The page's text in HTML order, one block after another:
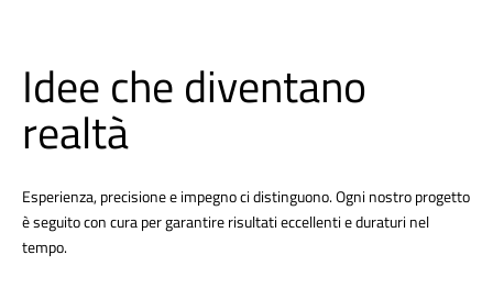
Idee che diventano
realtà
Esperienza, precisione e impegno ci distinguono. Ogni nostro progetto
è seguito con cura per garantire risultati eccellenti e duraturi nel
tempo.